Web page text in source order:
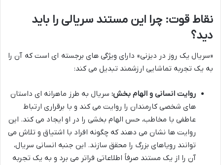
نقاط قوت: چرا این مستند سریالی را باید
دید؟
«سریال یک روز در دیزنی» دارای ویژگی های برجسته ای است که آن را
به یک تجربه تماشایی ارزشمند تبدیل می کند:
روایت انسانی و الهام بخش: سریال به طرز ماهرانه ای داستان
های شخصی کارمندان را روایت می کند و با برقراری ارتباط
عاطفی با مخاطب، حس الهام بخشی را در او ایجاد می کند. این
روایت ها نشان می دهند که چگونه افراد با اشتیاق و تلاش می
توانند رویاهای بزرگ را محقق سازند. این جنبه انسانی سریال،
آن را از یک مستند صرفاً اطلاعاتی فراتر می برد و به یک تجربه